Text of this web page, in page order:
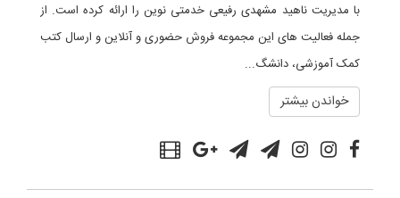
با مدیریت ناهید مشهدی رفیعی خدمتی نوین را ارائه کرده است. از
جمله فعالیت های این مجموعه فروش حضوری و آنلاین و ارسال کتب
کمک آموزشی، دانشگ...
خواندن بیشتر